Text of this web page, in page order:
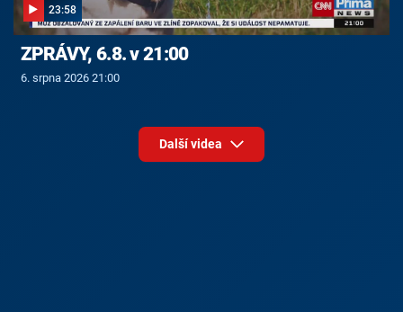
23:58
ZPRÁVY, 6.8. v 21:00
6. srpna 2026 21:00
Další videa